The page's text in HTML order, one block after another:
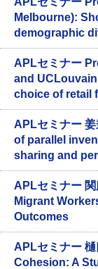
Melbourne):
demographic
APLセミナー
and
choice of retail
APLセミナー
of parallel
sharing and
APLセミナー
Migrant
Outcomes
APLセミナー
Cohesion: A